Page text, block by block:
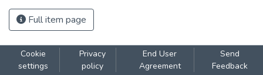
Full item page
Cookie
settings
Privacy
policy
End User
Agreement
Send
Feedback